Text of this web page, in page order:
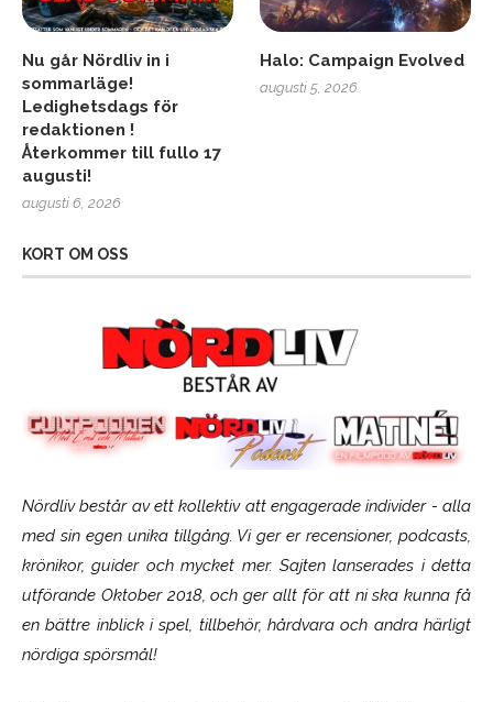
Nu går Nördliv in i
sommarläge!
Ledighetsdags för
redaktionen !
Återkommer till fullo 17
augusti!
augusti 6, 2026
Halo: Campaign Evolved
augusti 5, 2026
KORT OM OSS
Nördliv består av ett kollektiv att engagerade individer - alla
med sin egen unika tillgång. Vi ger er recensioner, podcasts,
krönikor, guider och mycket mer. Sajten lanserades i detta
utförande Oktober 2018, och ger allt för att ni ska kunna få
en bättre inblick i spel, tillbehör, hårdvara och andra härligt
nördiga spörsmål!